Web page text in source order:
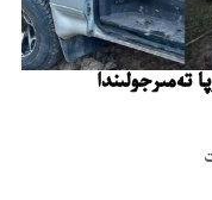
تەمىرجولىندا